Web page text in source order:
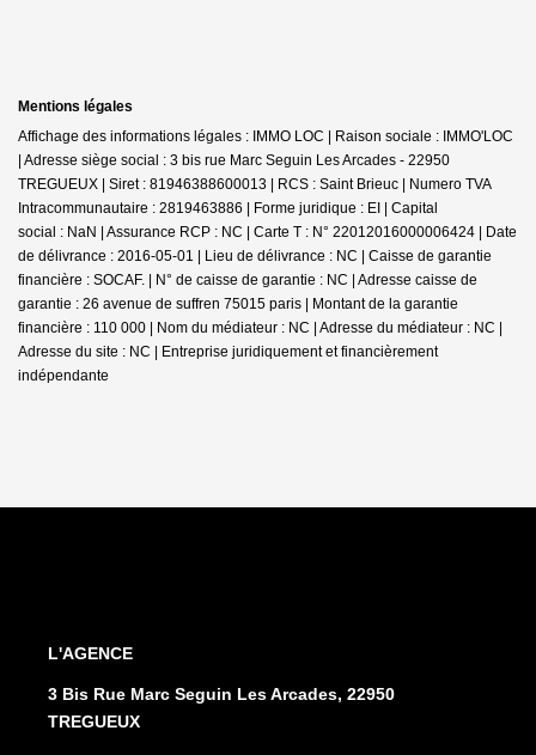
Mentions légales
Affichage des informations légales : IMMO LOC | Raison sociale : IMMO'LOC
| Adresse siège social : 3 bis rue Marc Seguin Les Arcades - 22950
TREGUEUX | Siret : 81946388600013 | RCS : Saint Brieuc | Numero TVA
Intracommunautaire : 2819463886 | Forme juridique : EI | Capital
social : NaN | Assurance RCP : NC | Carte T : N° 22012016000006424 | Date
de délivrance : 2016-05-01 | Lieu de délivrance : NC | Caisse de garantie
financière : SOCAF. | N° de caisse de garantie : NC | Adresse caisse de
garantie : 26 avenue de suffren 75015 paris | Montant de la garantie
financière : 110 000 | Nom du médiateur : NC | Adresse du médiateur : NC |
Adresse du site : NC | Entreprise juridiquement et financièrement
indépendante
L'AGENCE
3 Bis Rue Marc Seguin Les Arcades, 22950
TREGUEUX